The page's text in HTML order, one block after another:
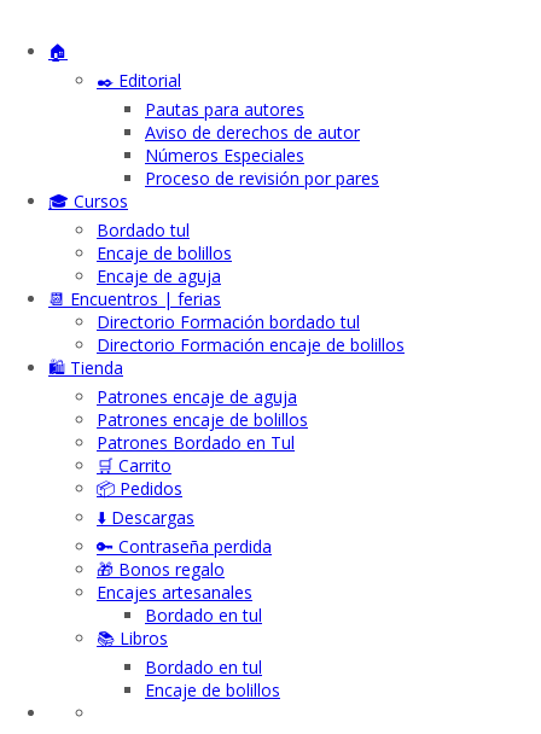
🏠
✒️ Editorial
Pautas para autores
Aviso de derechos de autor
Números Especiales
Proceso de revisión por pares
🎓 Cursos
Bordado tul
Encaje de bolillos
Encaje de aguja
📆 Encuentros | ferias
Directorio Formación bordado tul
Directorio Formación encaje de bolillos
🛍️ Tienda
Patrones encaje de aguja
Patrones encaje de bolillos
Patrones Bordado en Tul
🛒 Carrito
📦 Pedidos
⬇️ Descargas
🔑 Contraseña perdida
🎁 Bonos regalo
Encajes artesanales
Bordado en tul
📚 Libros
Bordado en tul
Encaje de bolillos